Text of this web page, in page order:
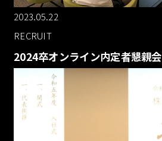
2023.05.22
RECRUIT
2024卒オンライン内定者懇親会